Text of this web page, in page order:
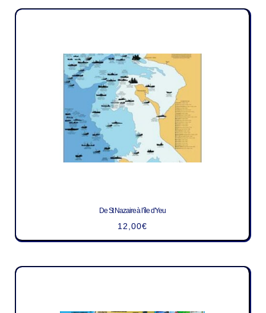
De St Nazaire à l’île d’Yeu
12,00€